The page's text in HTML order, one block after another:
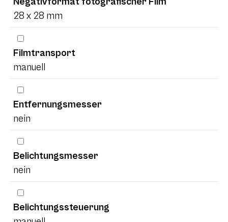
28 x 28 mm
Filmtransport
manuell
Entfernungsmesser
nein
Belichtungsmesser
nein
Belichtungssteuerung